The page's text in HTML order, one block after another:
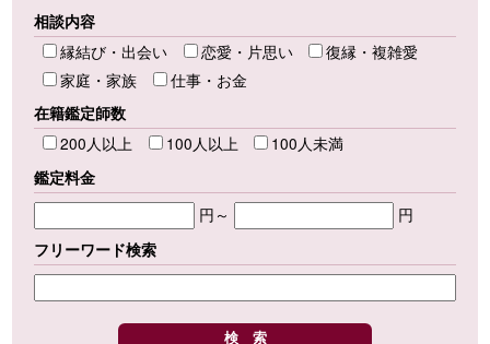
相談内容
縁結び・出会い
恋愛・片思い
復縁・複雑愛
家庭・家族
仕事・お金
在籍鑑定師数
200人以上
100人以上
100人未満
鑑定料金
円～
円
フリーワード検索